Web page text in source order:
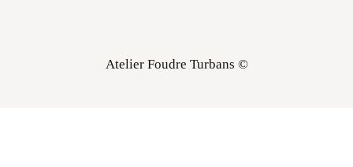
Atelier Foudre Turbans ©